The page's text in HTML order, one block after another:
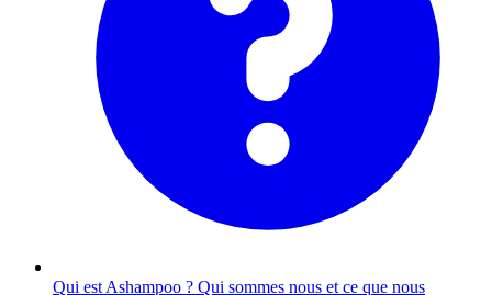
Qui est Ashampoo ? Qui sommes nous et ce que nous